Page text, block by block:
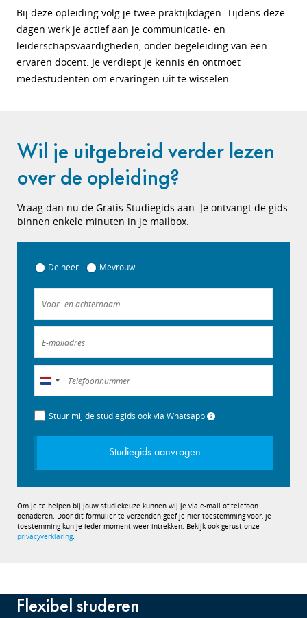
Bij deze opleiding volg je twee praktijkdagen. Tijdens deze
dagen werk je actief aan je communicatie- en
leiderschapsvaardigheden, onder begeleiding van een
ervaren docent. Je verdiept je kennis én ontmoet
medestudenten om ervaringen uit te wisselen.
Wil je uitgebreid verder lezen
over de opleiding?
Vraag dan nu de Gratis Studiegids aan. Je ontvangt de gids
binnen enkele minuten in je mailbox.
De heer Mevrouw
Nederland
+31
Stuur mij de studiegids ook via Whatsapp
Studiegids aanvragen
Om je te helpen bij jouw studiekeuze kunnen wij je via e-mail of telefoon
benaderen. Door dit formulier te verzenden geef je hier toestemming voor, je
toestemming kun je ieder moment weer intrekken. Bekijk ook gerust onze
privacyverklaring.
Flexibel studeren